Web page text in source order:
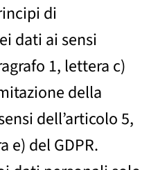
di
dati ai sensi
1, lettera c)
della
dell’articolo 5,
e) del GDPR.